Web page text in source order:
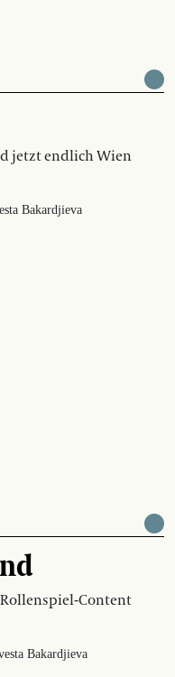
jetzt endlich Wien
Bakardjieva
Content
Bakardjieva